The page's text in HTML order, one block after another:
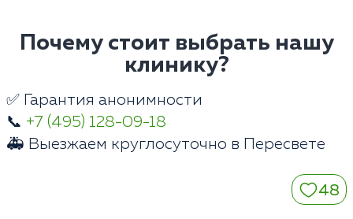
Почему стоит выбрать нашу
клинику?
✅ Гарантия анонимности
📞 +7 (495) 128-09-18
🚑 Выезжаем круглосуточно в Пересвете
48